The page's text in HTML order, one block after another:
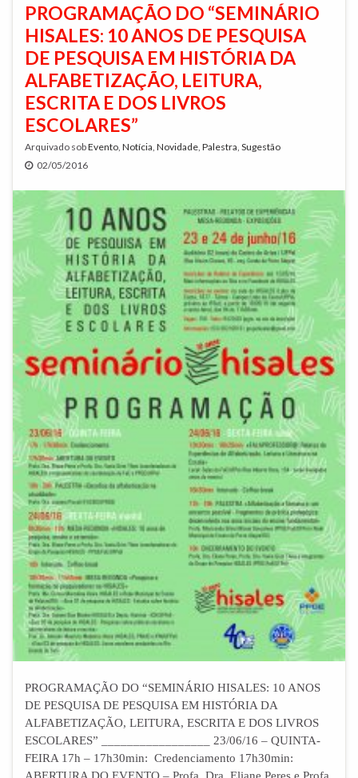
PROGRAMAÇÃO DO “SEMINÁRIO
HISALES: 10 ANOS DE PESQUISA
DE PESQUISA EM HISTÓRIA DA
ALFABETIZAÇÃO, LEITURA,
ESCRITA E DOS LIVROS
ESCOLARES”
Arquivado sobEvento Notícia Novidade Palestra Sugestão
02/05/2016
PROGRAMAÇÃO DO “SEMINÁRIO HISALES: 10 ANOS
DE PESQUISA DE PESQUISA EM HISTÓRIA DA
ALFABETIZAÇÃO, LEITURA, ESCRITA E DOS LIVROS
ESCOLARES” _________________ 23/06/16 – QUINTA-
FEIRA 17h – 17h30min: Credenciamento 17h30min:
ABERTURA DO EVENTO – Profa. Dra. Eliane Peres e Profa.